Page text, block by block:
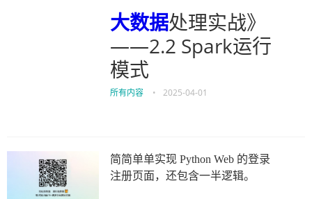
大数据处理实战》
——2.2 Spark运行
模式
所有内容 • 2025-04-01
简简单单实现 Python Web 的登录
注册页面，还包含一半逻辑。